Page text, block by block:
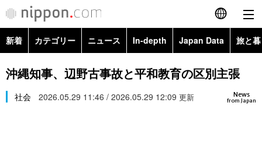
English
简体字
繁體字
新着 カテゴリー ニュース In-depth Japan Data 旅と
政治・外交
経済・ビジネス
Topics
Images
沖縄知事、辺野古事故と平和教育の区別主張
News
from Japan
社会 2026.05.29 11:46 / 2026.05.29 12:09 更新